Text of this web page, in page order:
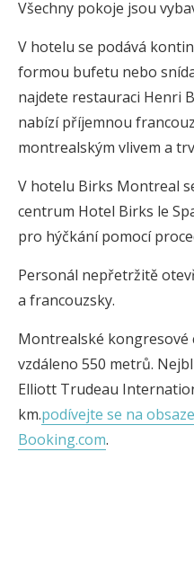
Všechny pokoje jsou
V hotelu se podává
formou bufetu nebo
najdete restauraci Henri
nabízí příjemnou
montrealským vlivem a
V hotelu Birks Montreal
centrum Hotel Birks le
pro hýčkání pomocí
Personál nepřetržitě
a francouzsky.
Montrealské
vzdáleno 550 metrů.
Elliott Trudeau
km.podívejte se na
Booking.com.